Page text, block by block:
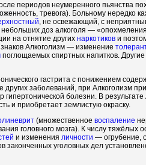
периодов неумеренного пьянства
тревога). Больному нередко
, не освежающий, с
доз алкоголя —
на отнятие других наркотиков и
Алкоголизм — изменение
поглощаемых спиртных напитков.
гастрита с понижением
заболеваний, при Алкоголизм
болезни. В
и приобретает землистую окраску.
(множественное воспаление
головного мозга). К числу тяжёлых
и изменения личности — огрубение,
законченных уголовных дел